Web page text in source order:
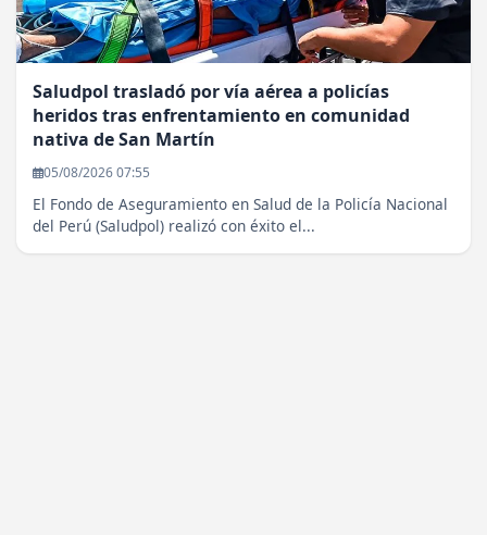
Saludpol trasladó por vía aérea a policías
heridos tras enfrentamiento en comunidad
nativa de San Martín
05/08/2026 07:55
El Fondo de Aseguramiento en Salud de la Policía Nacional
del Perú (Saludpol) realizó con éxito el...